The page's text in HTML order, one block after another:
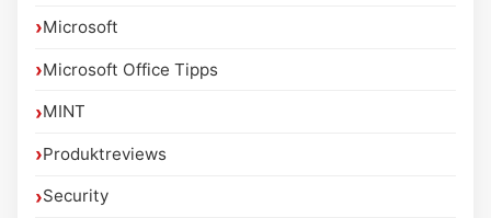
Microsoft
Microsoft Office Tipps
MINT
Produktreviews
Security